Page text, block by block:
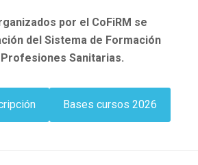
por el CoFiRM se
del Sistema de Formación
Sanitarias.
Bases cursos 2026